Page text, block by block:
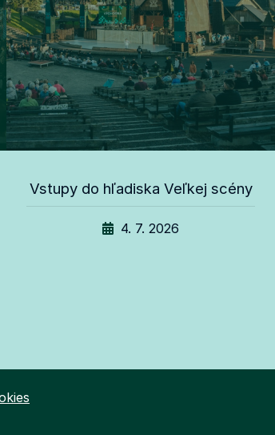
Vstupy do hľadiska Veľkej scény
4. 7. 2026